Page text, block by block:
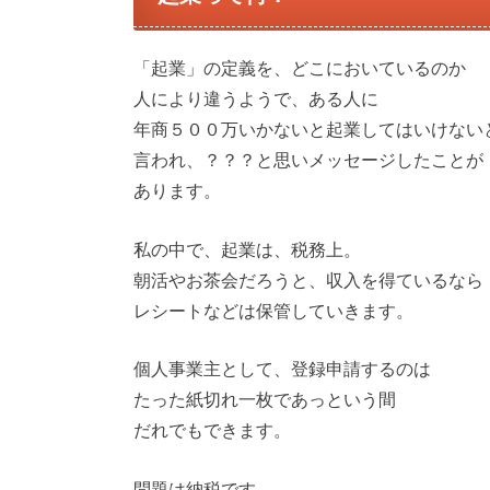
「起業」の定義を、どこにおいているのか
人により違うようで、ある人に
年商５００万いかないと起業してはいけない
言われ、？？？と思いメッセージしたことが
あります。
私の中で、起業は、税務上。
朝活やお茶会だろうと、収入を得ているなら
レシートなどは保管していきます。
個人事業主として、登録申請するのは
たった紙切れ一枚であっという間
だれでもできます。